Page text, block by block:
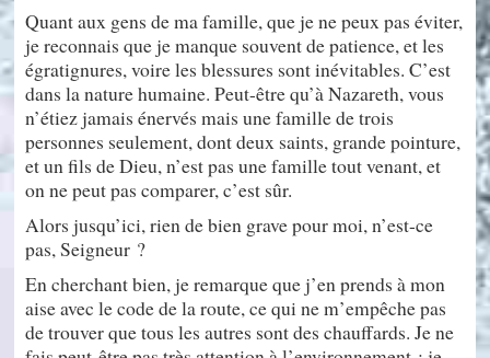
Quant aux gens de ma famille, que je ne peux pas éviter,
je reconnais que je manque souvent de patience, et les
égratignures, voire les blessures sont inévitables. C’est
dans la nature humaine. Peut-être qu’à Nazareth, vous
n’étiez jamais énervés mais une famille de trois
personnes seulement, dont deux saints, grande pointure,
et un fils de Dieu, n’est pas une famille tout venant, et
on ne peut pas comparer, c’est sûr.
Alors jusqu’ici, rien de bien grave pour moi, n’est-ce
pas, Seigneur ?
En cherchant bien, je remarque que j’en prends à mon
aise avec le code de la route, ce qui ne m’empêche pas
de trouver que tous les autres sont des chauffards. Je ne